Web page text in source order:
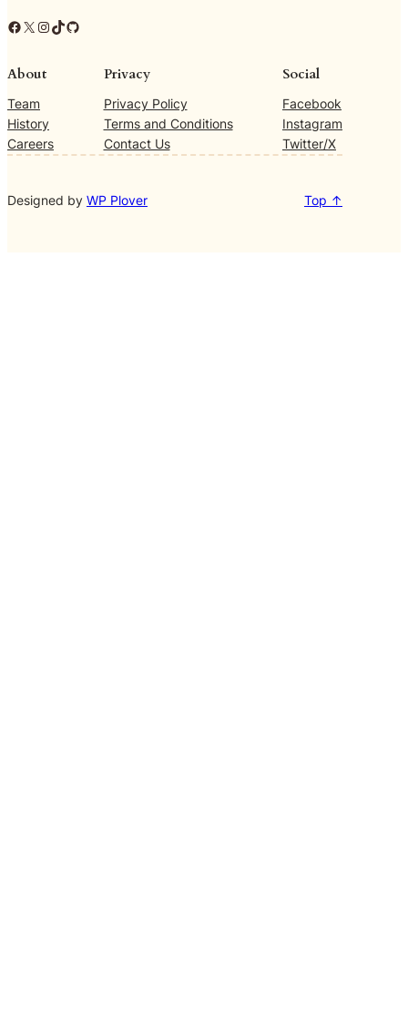
Facebook X Instagram TikTok GitHub
About
Team
History
Careers
Privacy
Privacy Policy
Terms and Conditions
Contact Us
Social
Facebook
Instagram
Twitter/X
Designed by WP Plover Top ↑